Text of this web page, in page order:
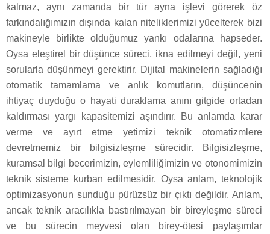
kalmaz, aynı zamanda bir tür ayna işlevi görerek öz
farkındalığımızın dışında kalan niteliklerimizi yücelterek bizi
makineyle birlikte olduğumuz yankı odalarına hapseder.
Oysa eleştirel bir düşünce süreci, ikna edilmeyi değil, yeni
sorularla düşünmeyi gerektirir. Dijital makinelerin sağladığı
otomatik tamamlama ve anlık komutların, düşüncenin
ihtiyaç duyduğu o hayati duraklama anını gitgide ortadan
kaldırması yargı kapasitemizi aşındırır. Bu anlamda karar
verme ve ayırt etme yetimizi teknik otomatizmlere
devretmemiz bir bilgisizleşme sürecidir. Bilgisizleşme,
kuramsal bilgi becerimizin, eylemliliğimizin ve otonomimizin
teknik sisteme kurban edilmesidir. Oysa anlam, teknolojik
optimizasyonun sunduğu pürüzsüz bir çıktı değildir. Anlam,
ancak teknik aracılıkla bastırılmayan bir bireyleşme süreci
ve bu sürecin meyvesi olan birey-ötesi paylaşımlar